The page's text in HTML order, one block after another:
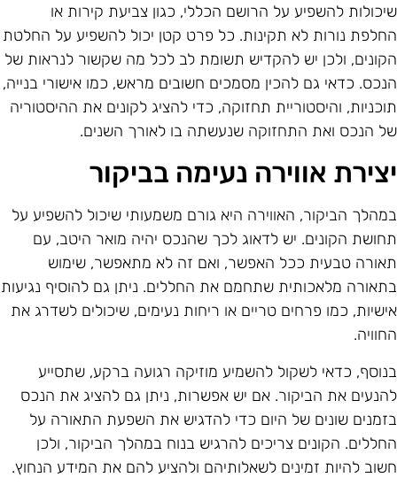
להשפיע על הרושם הכללי, כגון צביעת קירות או
נורות לא תקינות. כל פרט קטן יכול להשפיע על החלטת
ולכן יש להקדיש תשומת לב לכל מה שקשור לנראות של
כדאי גם להכין מסמכים חשובים מראש, כמו אישורי בנייה,
והיסטוריית תחזוקה, כדי להציג לקונים את ההיסטוריה
הנכס ואת התחזוקה שנעשתה בו לאורך השנים.
אווירה נעימה בביקור
הביקור, האווירה היא גורם משמעותי שיכול להשפיע על
הקונים. יש לדאוג לכך שהנכס יהיה מואר היטב, עם
טבעית ככל האפשר, ואם זה לא מתאפשר, שימוש
מלאכותית שתחמם את החללים. ניתן גם להוסיף נגיעות
כמו פרחים טריים או ריחות נעימים, שיכולים לשדרג את
כדאי לשקול להשמיע מוזיקה רגועה ברקע, שתסייע
את הביקור. אם יש אפשרות, ניתן גם להציג את הנכס
שונים של היום כדי להדגיש את השפעת התאורה על
הקונים צריכים להרגיש בנוח במהלך הביקור, ולכן
להיות זמינים לשאלותיהם ולהציע להם את המידע הנחוץ.